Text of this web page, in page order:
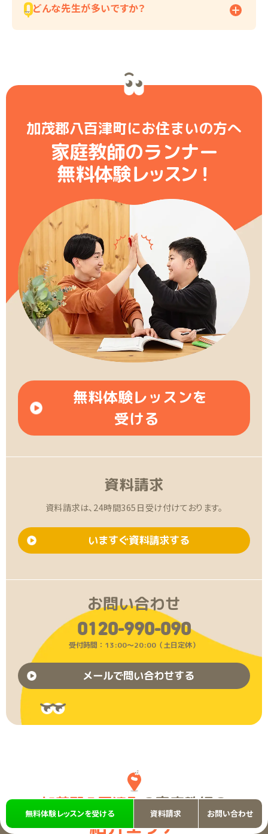
どんな先生が多いですか？
加茂郡八百津町にお住まいの方へ
家庭教師のランナー
無料体験レッスン！
無料体験レッスンを
受ける
資料請求
資料請求は、24時間365日受け付けております。
いますぐ資料請求する
お問い合わせ
0120-990-090
受付時間：13:00〜20:00（土日定休）
メールで問い合わせする
加茂郡八百津町の家庭教師の
紹介エリア
無料体験レッスンを受ける 資料請求 お問い合わせ